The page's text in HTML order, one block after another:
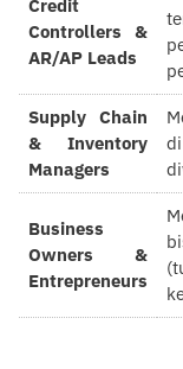
Credit
Controllers &
AR/AP Leads
Supply Chain
& Inventory
Managers
Business
Owners &
Entrepreneurs
Pelatihan